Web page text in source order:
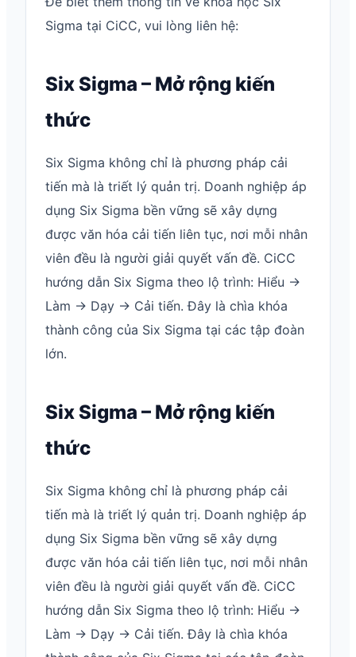
Sigma tại CiCC, vui lòng liên hệ:
Six Sigma – Mở rộng kiến
thức
Six Sigma không chỉ là phương pháp cải
tiến mà là triết lý quản trị. Doanh nghiệp áp
dụng Six Sigma bền vững sẽ xây dựng
được văn hóa cải tiến liên tục, nơi mỗi nhân
viên đều là người giải quyết vấn đề. CiCC
hướng dẫn Six Sigma theo lộ trình: Hiểu →
Làm → Dạy → Cải tiến. Đây là chìa khóa
thành công của Six Sigma tại các tập đoàn
lớn.
Six Sigma – Mở rộng kiến
thức
Six Sigma không chỉ là phương pháp cải
tiến mà là triết lý quản trị. Doanh nghiệp áp
dụng Six Sigma bền vững sẽ xây dựng
được văn hóa cải tiến liên tục, nơi mỗi nhân
viên đều là người giải quyết vấn đề. CiCC
hướng dẫn Six Sigma theo lộ trình: Hiểu →
Làm → Dạy → Cải tiến. Đây là chìa khóa